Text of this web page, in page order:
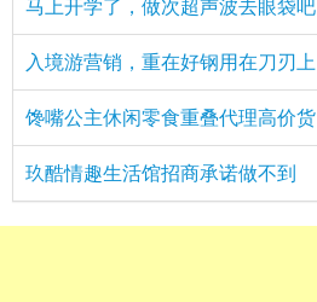
马上开学了，做次超声波去眼袋吧
入境游营销，重在好钢用在刀刃上
馋嘴公主休闲零食重叠代理高价货
玖酷情趣生活馆招商承诺做不到